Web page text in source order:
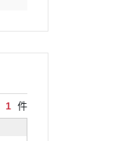
1 件